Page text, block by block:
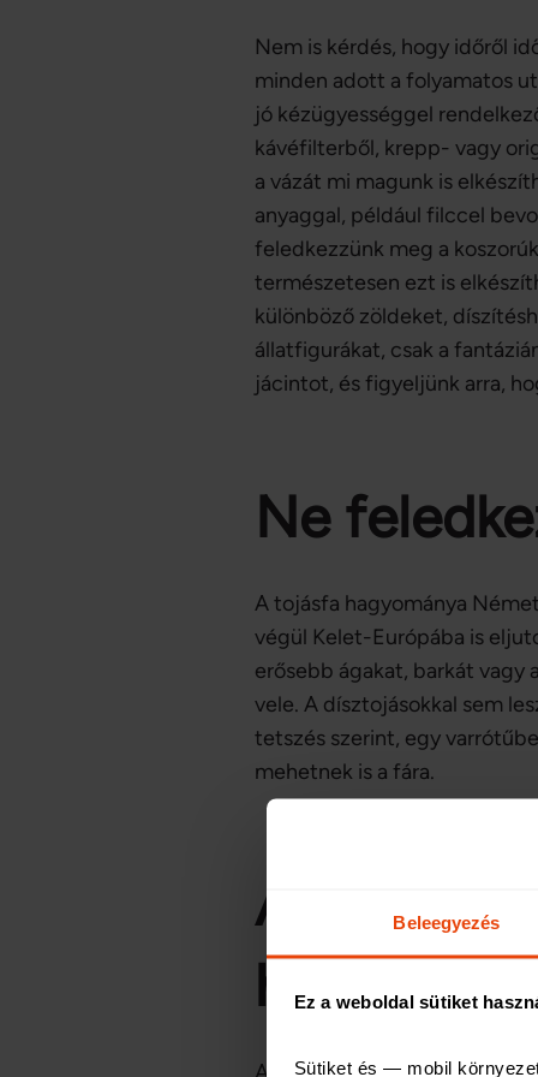
Beleegyezés
Ez a weboldal sütiket
Sütiket és — mobil
Nem is kérdés, hogy időről
minden adott a folyamatos
jó kézügyességgel
kávéfilterből, krepp- vagy
a vázát mi magunk is
anyaggal, például filccel
feledkezzünk meg a
természetesen ezt is
különböző zöldeket,
állatfigurákat, csak a
jácintot, és figyeljünk arra,
Ne
A tojásfa hagyománya
végül Kelet-Európába is
erősebb ágakat, barkát
vele. A dísztojásokkal sem
tetszés szerint, egy
mehetnek is a fára.
A húsvéti